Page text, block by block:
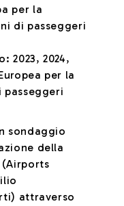
per la
di passeggeri
2023, 2024,
per la
sondaggio
della
attraverso